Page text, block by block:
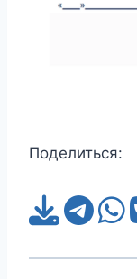
Поделиться: